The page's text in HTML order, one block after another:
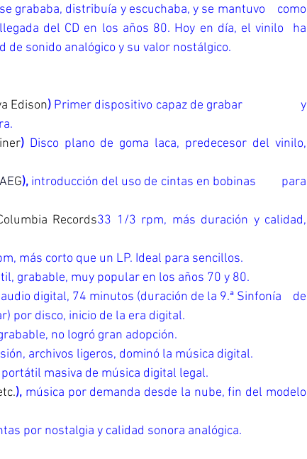
grababa, distribuía y escuchaba, y se mantuvo    como
del CD en los años 80. Hoy en día, el vinilo  ha
sonido analógico y su valor nostálgico.
Edison) Primer dispositivo capaz de grabar                   y
) Disco plano de goma laca, predecesor del vinilo,
G), introducción del uso de cintas en bobinas         para
Records33 1/3 rpm, más duración y calidad,
más corto que un LP. Ideal para sencillos.
grabable, muy popular en los años 70 y 80.
audio digital, 74 minutos (duración de la 9.ª Sinfonía    de
por disco, inicio de la era digital.
no logró gran adopción.
archivos ligeros, dominó la música digital.
masiva de música digital legal.
), música por demanda desde la nube, fin del modelo
por nostalgia y calidad sonora analógica.